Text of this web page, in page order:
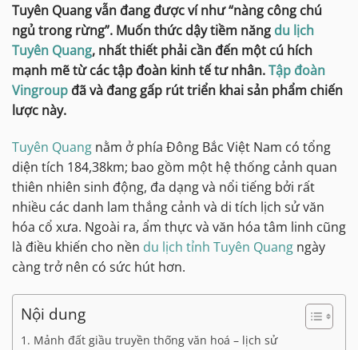
Tuyên Quang vẫn đang được ví như “nàng công chú
ngủ trong rừng”. Muốn thức dậy tiềm năng du lịch
Tuyên Quang, nhất thiết phải cần đến một cú hích
mạnh mẽ từ các tập đoàn kinh tế tư nhân.Tập đoàn
Vingroup đã và đang gấp rút triển khai sản phẩm chiến
lược này.
Tuyên Quang nằm ở phía Đông Bắc Việt Nam có tổng
diện tích 184,38km; bao gồm một hệ thống cảnh quan
thiên nhiên sinh động, đa dạng và nổi tiếng bởi rất
nhiều các danh lam thắng cảnh và di tích lịch sử văn
hóa cổ xưa. Ngoài ra, ẩm thực và văn hóa tâm linh cũng
là điều khiến cho nền du lịch tỉnh Tuyên Quang ngày
càng trở nên có sức hút hơn.
Nội dung
1. Mảnh đất giầu truyền thống văn hoá – lịch sử